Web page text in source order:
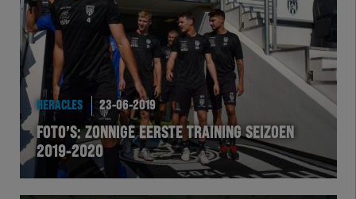
Futsal
eSports
Academie
HERACLES 23-06-2019
FOTO’S: ZONNIGE EERSTE TRAINING SEIZOEN
2019-2020